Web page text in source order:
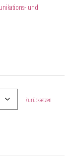
und
Zurücksetzen